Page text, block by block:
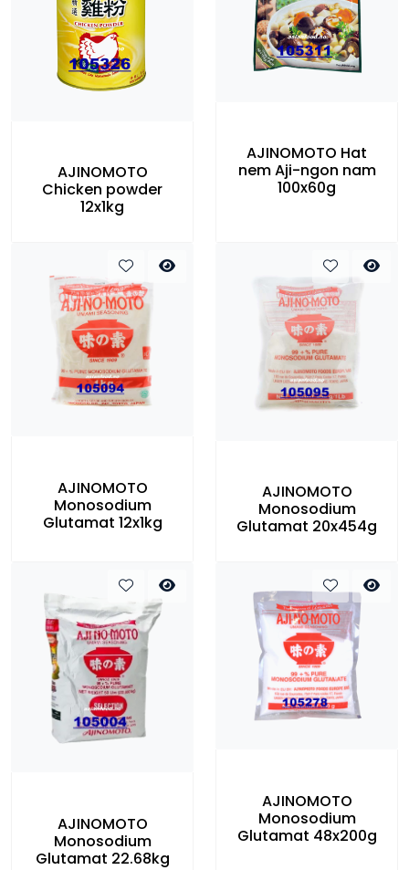
AJINOMOTO
Chicken powder
12x1kg
AJINOMOTO Hat
nem Aji-ngon nam
100x60g
AJINOMOTO
Monosodium
Glutamat 12x1kg
AJINOMOTO
Monosodium
Glutamat 20x454g
AJINOMOTO
Monosodium
Glutamat 22.68kg
AJINOMOTO
Monosodium
Glutamat 48x200g